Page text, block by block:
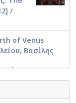
/
of Venus
Βασίλης
Βασίλης